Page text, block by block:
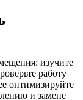
изучите
работу
оптимизируйте
и замене